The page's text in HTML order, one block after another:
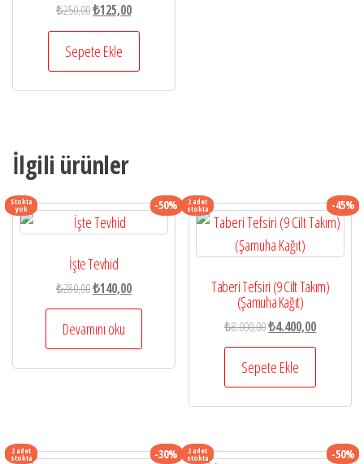
₺250,00Orijinal
fiyat:
₺250,00.
₺125,00Şu
andaki
₺125,00.
Sepete Ekle
İlgili ürünler
Stokta
yok -50%
İşte Tevhid
₺280,00Orijinal
fiyat:
₺280,00.
₺140,00Şu
andaki
₺140,00.
Devamını oku
2 adet
stokta -45%
Taberi Tefsiri (9 Cilt Takım)
(Şamuha Kağıt)
₺8.000,00Orijinal
fiyat:
₺8.000,00.
₺4.400,00Şu
andaki
₺4.400,00.
Sepete Ekle
2 adet
stokta -30% 2 adet
stokta -50%